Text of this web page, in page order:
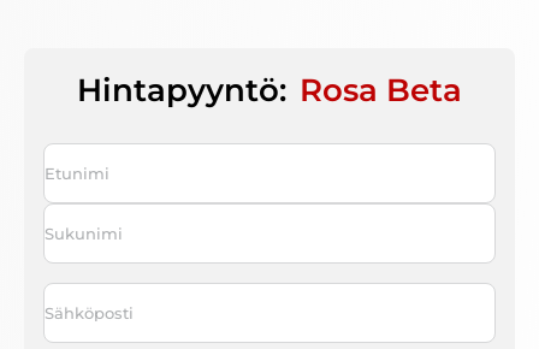
Hintapyyntö: Rosa Beta
Nimi
First
Sähköposti